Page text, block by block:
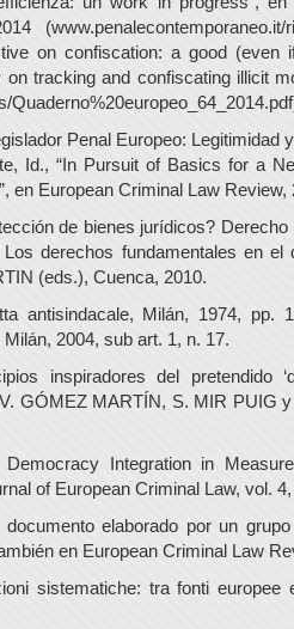
(www.penalecontemporaneo.it/
on confiscation: a good (even
tracking and confiscating illicit
Penal Europeo: Legitimidad
Id., “In Pursuit of Basics for a
en European Criminal Law Review,
de bienes jurídicos? Derecho
derechos fundamentales en el
(eds.), Cuenca, 2010.
antisindacale, Milán, 1974, pp.
2004, sub art. 1, n. 17.
inspiradores del pretendido
GÓMEZ MARTÍN, S. MIR PUIG
Integration in
of European Criminal Law, vol.
elaborado por un
en European Criminal Law
sistematiche: tra fonti europee